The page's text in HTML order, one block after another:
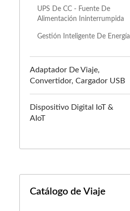
UPS De CC - Fuente De
Alimentación Ininterrumpida
Gestión Inteligente De Energía
Adaptador De Viaje,
Convertidor, Cargador USB
Dispositivo Digital IoT &
AIoT
Catálogo de Viaje